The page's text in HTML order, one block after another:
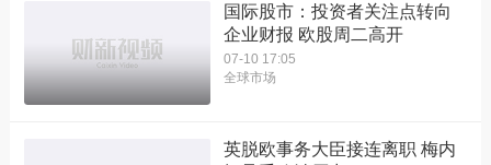
国际股市：投资者关注点转向
企业财报 欧股周二高开
07-10 17:05
全球市场
英脱欧事务大臣接连离职 梅内